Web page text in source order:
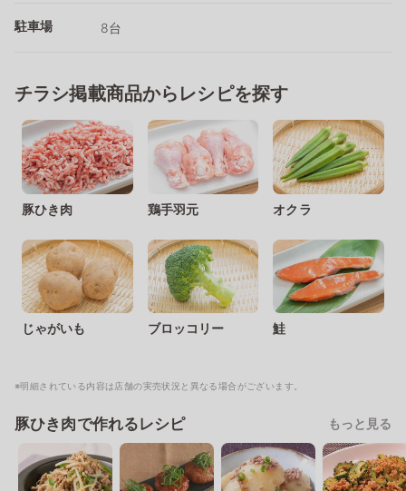
駐車場 8台
チラシ掲載商品からレシピを探す
豚ひき肉 鶏手羽元 オクラ
じゃがいも ブロッコリー 鮭
※明細されている内容は店舗の実売状況と異なる場合がございます。
豚ひき肉で作れるレシピ もっと見る